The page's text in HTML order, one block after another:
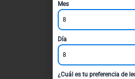
Mes
8
Día
8
¿Cuál es tu preferencia de